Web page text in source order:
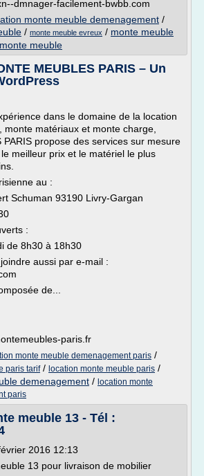
dmnager-facilement-bwbb.com
monte meuble demenagement /
/ monte meuble evreux / monte meuble
monte meuble
MEUBLES PARIS – Un
dans le domaine de la location
monte matériaux et monte charge,
PARIS propose des services sur mesure
meilleur prix et le matériel le plus
au :
Schuman 93190 Livry-Gargan
:
de 8h30 à 18h30
aussi par e-mail :
de...
paris.fr
monte meuble demenagement paris /
paris tarif/ location monte meuble paris /
demenagement / location monte
paris
meuble 13 - Tél :
2016 12:13
13 pour livraison de mobilier